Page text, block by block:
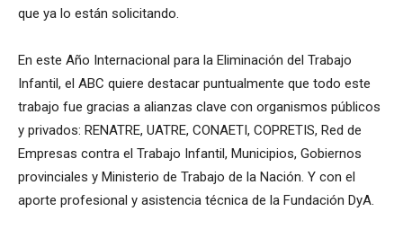
que ya lo están solicitando.
En este Año Internacional para la Eliminación del Trabajo
Infantil, el ABC quiere destacar puntualmente que todo este
trabajo fue gracias a alianzas clave con organismos públicos
y privados: RENATRE, UATRE, CONAETI, COPRETIS, Red de
Empresas contra el Trabajo Infantil, Municipios, Gobiernos
provinciales y Ministerio de Trabajo de la Nación. Y con el
aporte profesional y asistencia técnica de la Fundación DyA.